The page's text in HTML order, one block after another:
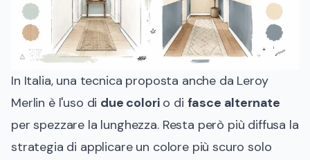
In Italia, una tecnica proposta anche da Leroy
Merlin è l'uso di due colorio di fasce alternate
per spezzare la lunghezza. Resta però più diffusa la
strategia di applicare un colore più scuro solo